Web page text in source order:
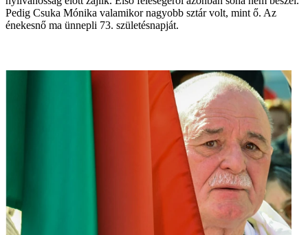
Pedig Csuka Mónika valamikor nagyobb sztár volt, mint ő. Az
énekesnő ma ünnepli 73. születésnapját.